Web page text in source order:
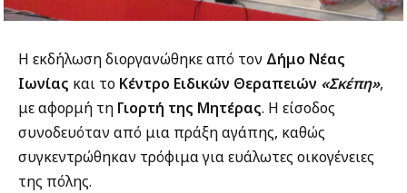
Η εκδήλωση διοργανώθηκε από τον Δήμο Νέας
Ιωνίας και το Κέντρο Ειδικών Θεραπειών «Σκέπη»,
με αφορμή τη Γιορτή της Μητέρας. Η είσοδος
συνοδευόταν από μια πράξη αγάπης, καθώς
συγκεντρώθηκαν τρόφιμα για ευάλωτες οικογένειες
της πόλης.